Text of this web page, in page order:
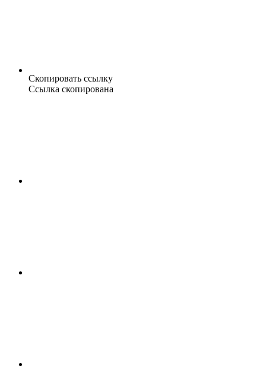
Скопировать ссылку
Ссылка скопирована